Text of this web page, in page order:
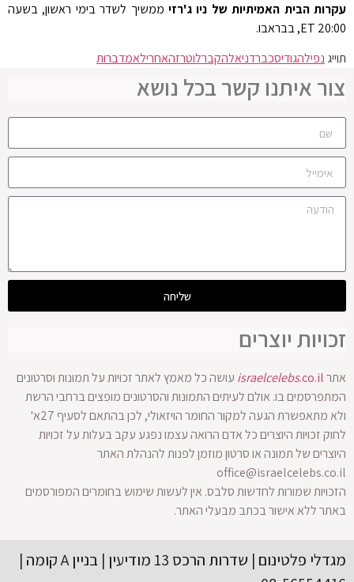
עקרות הבית האמיתיות של ניו ג'רזי ממשיך לשדר בימי ראשון, בשעה
20:00 ET, בבראבו.
תוייג נפילהגודיסכברדניאלהקברלוטרזהאחרילאמדברות
צור איתנו קשר בכל נושא
שליחה
זכויות יוצרים
אתר israelcelebs.co.il
עושה כל מאמץ לאתר זכויות על תמונות וסרטונים
המתפרסמים בו. אולם לעיתים התמונות והסרטונים מופצים ברחבי הרשת
ולא מתאפשרת הגעה למקור החומר הויזאולי, לכן בהתאם לסעיף 27א'
לחוק זכויות היוצרים כל אדם הרואה עצמו נפגע עקב בעלות על זכויות
היוצרים של תמונה או סרטון מוזמן לפנות להנהלת האתר
office@israelcelebs.co.il
הזכויות שמורות לחדשות סלבס. אין לעשות שימוש בחומרים המפורסמים
באתר ללא אישור בכתב מבעלי האתר.
מגדלי פלטינום | שדרות הרכס 13 מודיעין | בניין A קומה |